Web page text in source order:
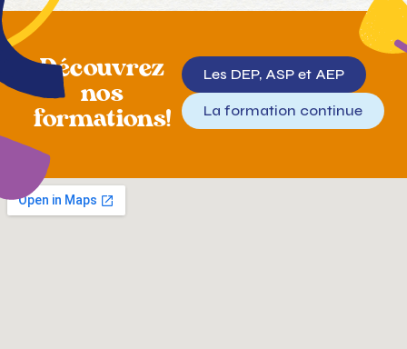
Découvrez
nos
formations!
Les DEP, ASP et AEP
La formation continue